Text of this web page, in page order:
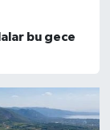
bu gece